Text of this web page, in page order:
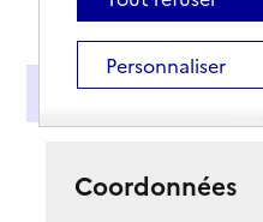
Présentation
Coordonnées
Personnaliser